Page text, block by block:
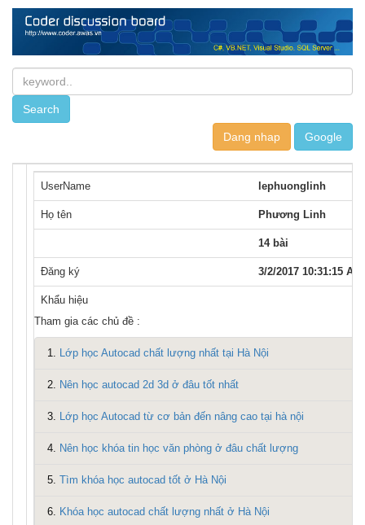
Dang nhap
UserName lephuonglinh
Họ tên Phương Linh
14 bài
Đăng ký 3/2/2017 10:31:15 AM
Khẩu hiệu
Tham gia các chủ đề :
1. Lớp học Autocad chất lượng nhất tại Hà Nội
2. Nên học autocad 2d 3d ở đâu tốt nhất
3. Lớp học Autocad từ cơ bản đến nâng cao tại hà nội
4. Nên học khóa tin học văn phòng ở đâu chất lượng
5. Tìm khóa học autocad tốt ở Hà Nội
6. Khóa học autocad chất lượng nhất ở Hà Nội